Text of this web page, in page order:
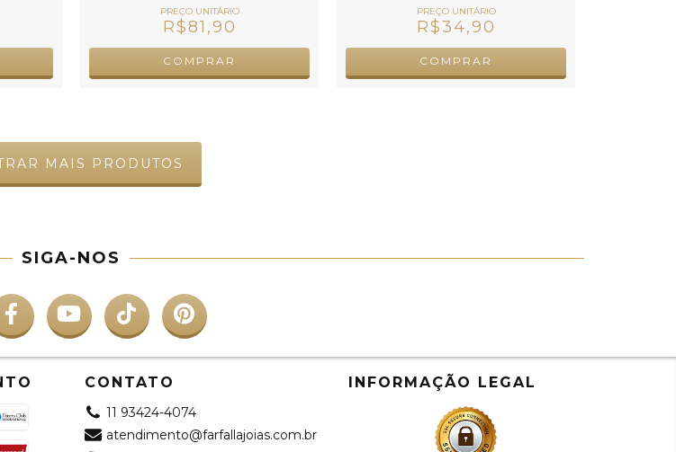
R$81,90
COMPRAR
R$34,90
COMPRAR
MAIS PRODUTOS
SIGA-NOS
CONTATO
11 93424-4074
atendimento@farfallajoias.com.br
INFORMAÇÃO LEGAL